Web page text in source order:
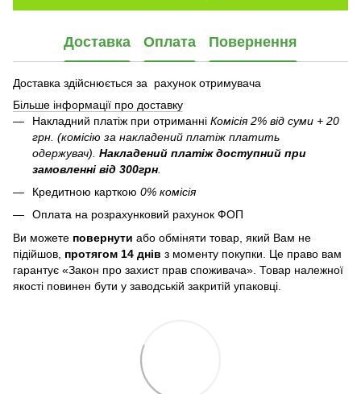
Доставка Оплата Повернення
Доставка здійснюється за рахунок отримувача
Більше інформації про доставку
Накладний платіж при отриманні Комісія 2% від суми + 20
грн. (комісію за накладений платіж платить
одержувач). Накладений платіж доступний при
замовленні від 300грн
Кредитною карткою 0% комісія
Оплата на розрахунковий рахунок ФОП
Ви можете повернути або обміняти товар, який Вам не
підійшов, протягом 14 днів з моменту покупки. Це право вам
гарантує «Закон про захист прав споживача». Товар належної
якості повинен бути у заводській закритій упаковці.